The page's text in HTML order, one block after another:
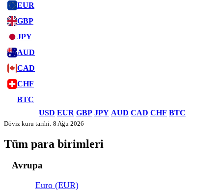
EUR
GBP
JPY
AUD
CAD
CHF
BTC
USD EUR GBP JPY AUD CAD CHF BTC
Döviz kuru tarihi: 8 Ağu 2026
Tüm para birimleri
Avrupa
Euro (EUR)